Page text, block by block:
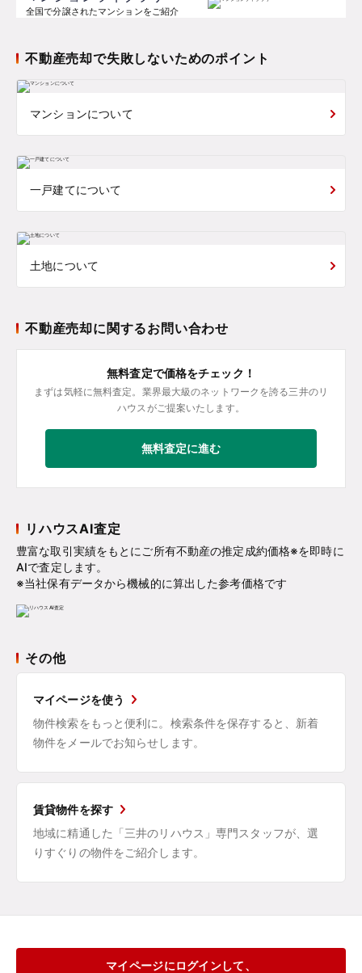
全国で分譲されたマンションをご紹介
不動産売却で失敗しないためのポイント
マンションについて
一戸建てについて
土地について
不動産売却に関するお問い合わせ
無料査定で価格をチェック！
まずは気軽に無料査定。業界最大級のネットワークを誇る三井のリ
ハウスがご提案いたします。
無料査定に進む
リハウスAI査定
豊富な取引実績をもとにご所有不動産の推定成約価格※を即時に
AIで査定します。
※当社保有データから機械的に算出した参考価格です
その他
マイページを使う
物件検索をもっと便利に。検索条件を保存すると、新着
物件をメールでお知らせします。
賃貸物件を探す
地域に精通した「三井のリハウス」専門スタッフが、選
りすぐりの物件をご紹介します。
マイページにログインして、